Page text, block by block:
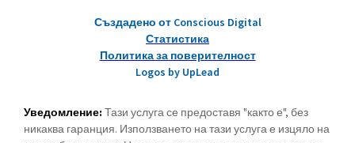
Създадено от Conscious Digital
Статистика
Политика за поверителност
Logos by UpLead
Уведомление: Тази услуга се предоставя "както е", без
никаква гаранция. Използването на тази услуга е изцяло на